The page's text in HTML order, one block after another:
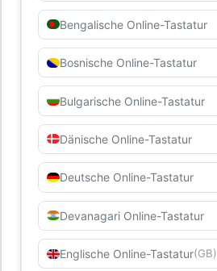
Bengalische Online-Tastatur
Bosnische Online-Tastatur
Bulgarische Online-Tastatur
Dänische Online-Tastatur
Deutsche Online-Tastatur
Devanagari Online-Tastatur
Englische Online-Tastatur(GB)